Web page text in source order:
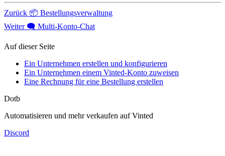
Zurück 📦 Bestellungsverwaltung
Weiter 🗨️ Multi-Konto-Chat
Auf dieser Seite
Ein Unternehmen erstellen und konfigurieren
Ein Unternehmen einem Vinted-Konto zuweisen
Eine Rechnung für eine Bestellung erstellen
Dotb
Automatisieren und mehr verkaufen auf Vinted
Discord